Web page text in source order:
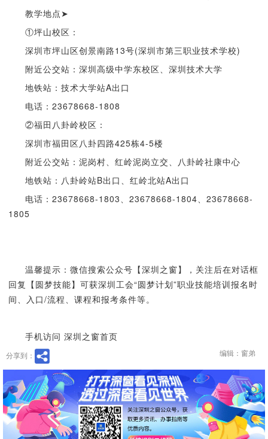
教学地点➤
①坪山校区：
深圳市坪山区创景南路13号(深圳市第三职业技术学校)
附近公交站：深圳高级中学东校区、深圳技术大学
地铁站：技术大学站A出口
电话：23678668-1808
②福田八卦岭校区：
深圳市福田区八卦四路425栋4-5楼
附近公交站：泥岗村、红岭泥岗立交、八卦岭社康中心
地铁站：八卦岭站B出口、红岭北站A出口
电话：23678668-1803、23678668-1804、23678668-
1805
温馨提示：微信搜索公众号【深圳之窗】，关注后在对话框
回复【圆梦技能】可获深圳工会“圆梦计划”职业技能培训报名时
间、入口/流程、课程和报考条件等。
手机访问 深圳之窗首页
分享到： 编辑：窗弟